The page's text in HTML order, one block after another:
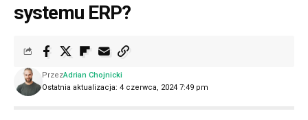
systemu ERP?
Ostatnia aktualizacja: 4 czerwca, 2024 7:49 pm
PrzezAdrian Chojnicki